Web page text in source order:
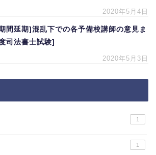
2020年5月4日
間延期]混乱下での各予備校講師の意見ま
司法書士試験]
2020年5月3日
1
1